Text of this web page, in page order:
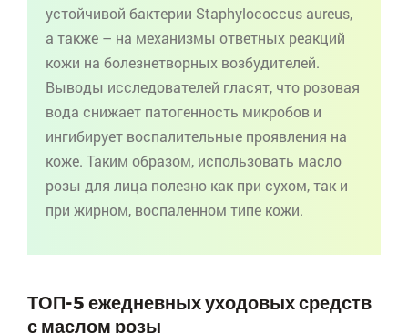
устойчивой бактерии Staphylococcus aureus,
а также – на механизмы ответных реакций
кожи на болезнетворных возбудителей.
Выводы исследователей гласят, что розовая
вода снижает патогенность микробов и
ингибирует воспалительные проявления на
коже. Таким образом, использовать масло
розы для лица полезно как при сухом, так и
при жирном, воспаленном типе кожи.
ТОП-5 ежедневныхуходовыхсредств
с маслом розы